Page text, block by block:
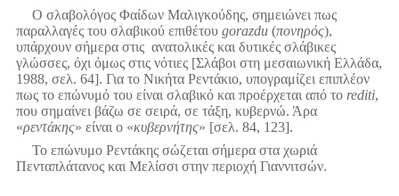
Ο σλαβολόγος Φαίδων Μαλιγκούδης, σημειώνει πως
παραλλαγές του σλαβικού επιθέτου gorazdu(πονηρός),
υπάρχουν σήμερα στις ανατολικές και δυτικές σλάβικες
γλώσσες, όχι όμως στις νότιες [Σλάβοι στη μεσαιωνική Ελλάδα,
1988, σελ. 64]. Για το Νικήτα Ρεντάκιο, υπογραμίζει επιπλέον
πως το επώνυμό του είναι σλαβικό και προέρχεται από το rediti,
που σημαίνει βάζω σε σειρά, σε τάξη, κυβερνώ. Άρα
«ρεντάκης» είναι ο «κυβερνήτης» [σελ. 84, 123].
Το επώνυμο Ρεντάκης σώζεται σήμερα στα χωριά
Πενταπλάτανος και Μελίσσι στην περιοχή Γιαννιτσών.